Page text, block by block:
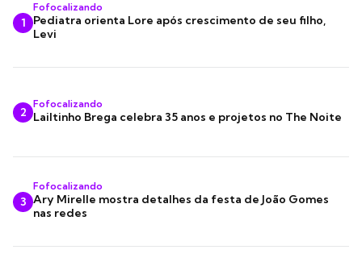
1
Fofocalizando
Pediatra orienta Lore após crescimento de seu filho,
Levi
2
Fofocalizando
Lailtinho Brega celebra 35 anos e projetos no The Noite
3
Fofocalizando
Ary Mirelle mostra detalhes da festa de João Gomes
nas redes